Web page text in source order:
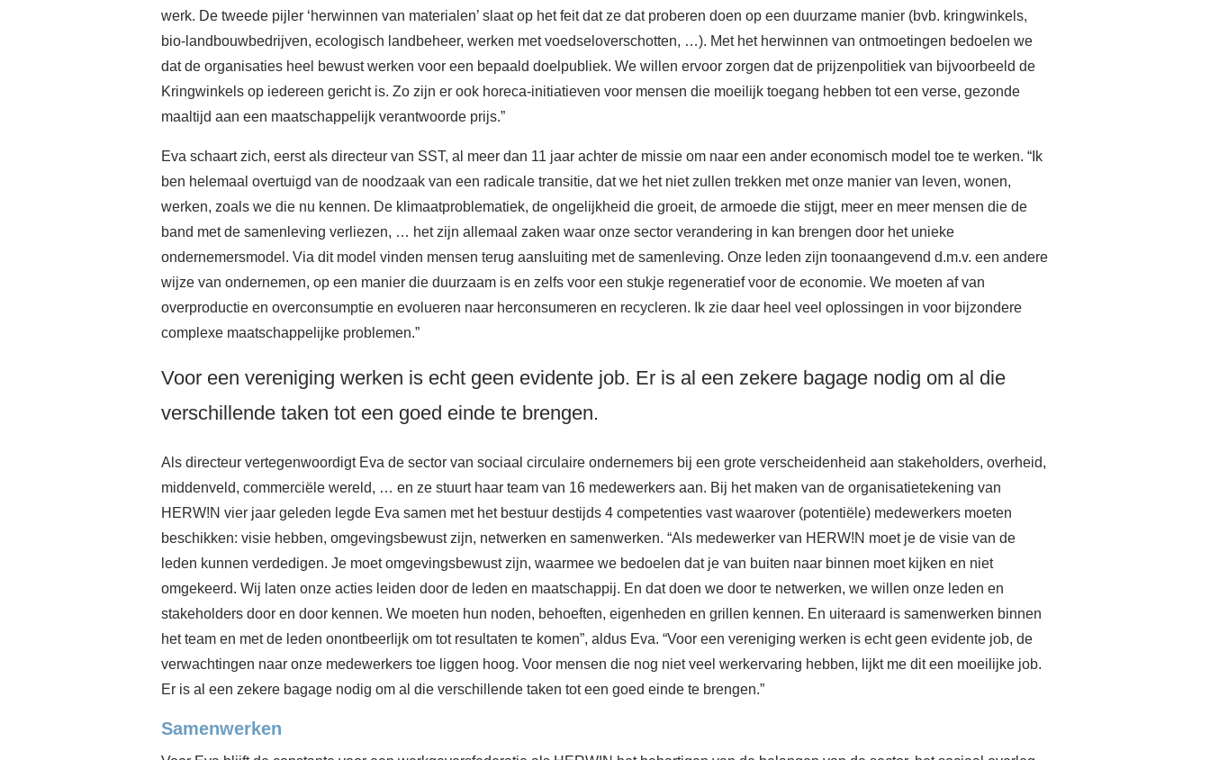
werk. De tweede pijler ‘herwinnen van materialen’ slaat op het feit dat ze dat proberen doen op een duurzame manier (bvb. kringwinkels,
bio-landbouwbedrijven, ecologisch landbeheer, werken met voedseloverschotten, …). Met het herwinnen van ontmoetingen bedoelen we
dat de organisaties heel bewust werken voor een bepaald doelpubliek. We willen ervoor zorgen dat de prijzenpolitiek van bijvoorbeeld de
Kringwinkels op iedereen gericht is. Zo zijn er ook horeca-initiatieven voor mensen die moeilijk toegang hebben tot een verse, gezonde
maaltijd aan een maatschappelijk verantwoorde prijs.”
Eva schaart zich, eerst als directeur van SST, al meer dan 11 jaar achter de missie om naar een ander economisch model toe te werken. “Ik
ben helemaal overtuigd van de noodzaak van een radicale transitie, dat we het niet zullen trekken met onze manier van leven, wonen,
werken, zoals we die nu kennen. De klimaatproblematiek, de ongelijkheid die groeit, de armoede die stijgt, meer en meer mensen die de
band met de samenleving verliezen, … het zijn allemaal zaken waar onze sector verandering in kan brengen door het unieke
ondernemersmodel. Via dit model vinden mensen terug aansluiting met de samenleving. Onze leden zijn toonaangevend d.m.v. een andere
wijze van ondernemen, op een manier die duurzaam is en zelfs voor een stukje regeneratief voor de economie. We moeten af van
overproductie en overconsumptie en evolueren naar herconsumeren en recycleren. Ik zie daar heel veel oplossingen in voor bijzondere
complexe maatschappelijke problemen.”
Voor een vereniging werken is echt geen evidente job. Er is al een zekere bagage nodig om al die
verschillende taken tot een goed einde te brengen.
Als directeur vertegenwoordigt Eva de sector van sociaal circulaire ondernemers bij een grote verscheidenheid aan stakeholders, overheid,
middenveld, commerciële wereld, … en ze stuurt haar team van 16 medewerkers aan. Bij het maken van de organisatietekening van
HERW!N vier jaar geleden legde Eva samen met het bestuur destijds 4 competenties vast waarover (potentiële) medewerkers moeten
beschikken: visie hebben, omgevingsbewust zijn, netwerken en samenwerken. “Als medewerker van HERW!N moet je de visie van de
leden kunnen verdedigen. Je moet omgevingsbewust zijn, waarmee we bedoelen dat je van buiten naar binnen moet kijken en niet
omgekeerd. Wij laten onze acties leiden door de leden en maatschappij. En dat doen we door te netwerken, we willen onze leden en
stakeholders door en door kennen. We moeten hun noden, behoeften, eigenheden en grillen kennen. En uiteraard is samenwerken binnen
het team en met de leden onontbeerlijk om tot resultaten te komen”, aldus Eva. “Voor een vereniging werken is echt geen evidente job, de
verwachtingen naar onze medewerkers toe liggen hoog. Voor mensen die nog niet veel werkervaring hebben, lijkt me dit een moeilijke job.
Er is al een zekere bagage nodig om al die verschillende taken tot een goed einde te brengen.”
Samenwerken